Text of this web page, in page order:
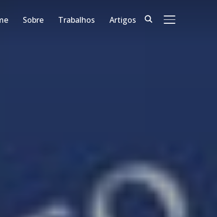
ALTERNAR
Sobre Trabalhos Artigos